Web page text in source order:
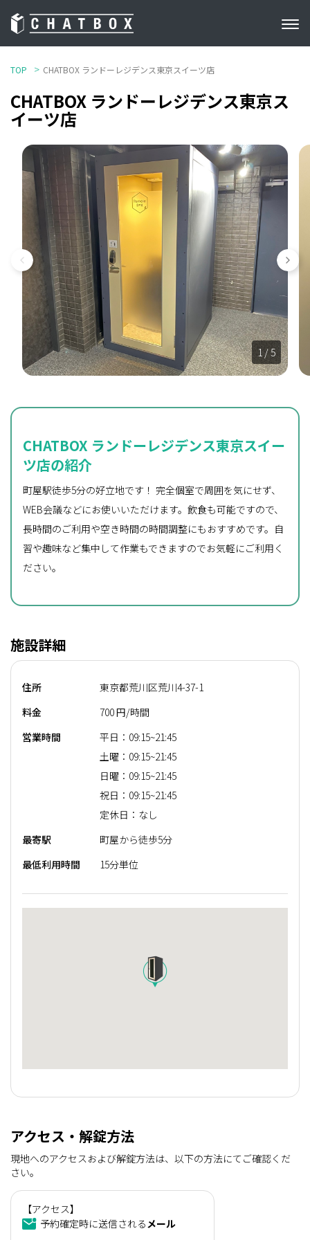
TOP CHATBOX ランドーレジデンス東京スイーツ店
CHATBOX ランドーレジデンス東京ス
イーツ店
1 / 5
CHATBOX ランドーレジデンス東京スイー
ツ店の紹介
町屋駅徒歩5分の好立地です！ 完全個室で周囲を気にせず、
WEB会議などにお使いいただけます。飲食も可能ですので、
長時間のご利用や空き時間の時間調整にもおすすめです。自
習や趣味など集中して作業もできますのでお気軽にご利用く
ださい。
施設詳細
住所
東京都荒川区荒川4-37-1
料金
700 円/時間
営業時間
平日：09:15~21:45
土曜：09:15~21:45
日曜：09:15~21:45
祝日：09:15~21:45
定休日：なし
最寄駅
町屋から徒歩5分
最低利用時間
15分単位
アクセス・解錠方法
現地へのアクセスおよび解錠方法は、以下の方法にてご確認くだ
さい。
【アクセス】
予約確定時に送信されるメール